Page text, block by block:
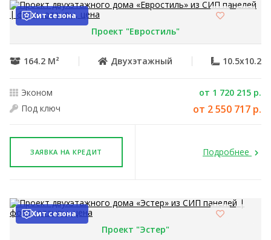
Хит сезона
Проект "Евростиль"
164.2 М² Двухэтажный 10.5x10.2
Эконом
от 1 720 215 р.
Под ключ
от 2 550 717 р.
ЗАЯВКА НА КРЕДИТ Подробнее
Хит сезона
Проект "Эстер"